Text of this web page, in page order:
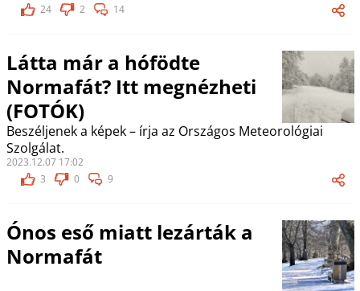
24
2 14
Látta már a hófödte
Normafát? Itt megnézheti
(FOTÓK)
Beszéljenek a képek – írja az Országos Meteorológiai
Szolgálat.
2023.12.07 17:02
3
0 9
Ónos eső miatt lezárták a
Normafát